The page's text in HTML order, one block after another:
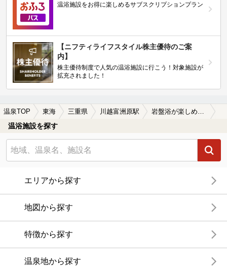
温浴施設をお得に楽しめるサブスクリプションプラン
【ニフティライフスタイル株主優待のご案
内】
株主優待制度で人気の温浴施設に行こう！対象施設が
拡充されました！
温泉TOP 東海 三重県 川越富洲原駅
温浴施設を探す
エリアから探す
地図から探す
特徴から探す
温泉地から探す